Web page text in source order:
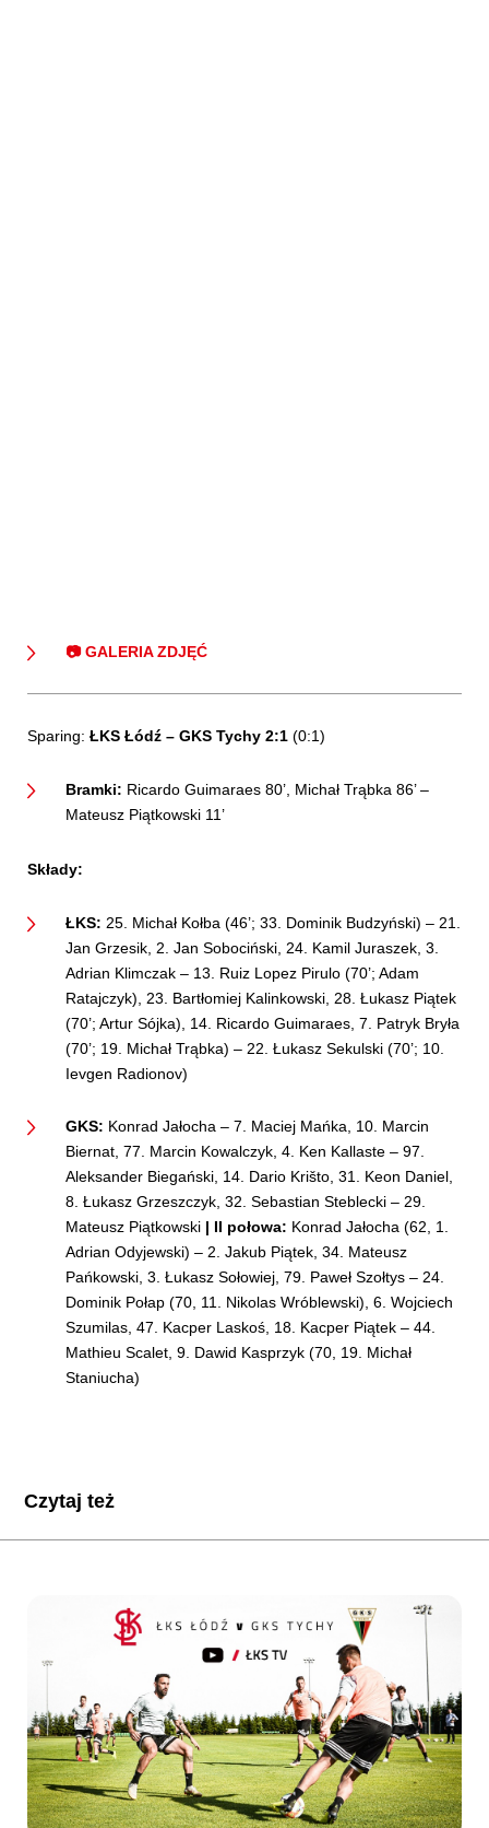
📷 GALERIA ZDJĘĆ
Sparing: ŁKS Łódź – GKS Tychy 2:1 (0:1)
Bramki: Ricardo Guimaraes 80’, Michał Trąbka 86’ –
Mateusz Piątkowski 11’
Składy:
ŁKS: 25. Michał Kołba (46’; 33. Dominik Budzyński) – 21.
Jan Grzesik, 2. Jan Sobociński, 24. Kamil Juraszek, 3.
Adrian Klimczak – 13. Ruiz Lopez Pirulo (70’; Adam
Ratajczyk), 23. Bartłomiej Kalinkowski, 28. Łukasz Piątek
(70’; Artur Sójka), 14. Ricardo Guimaraes, 7. Patryk Bryła
(70’; 19. Michał Trąbka) – 22. Łukasz Sekulski (70’; 10.
Ievgen Radionov)
GKS: Konrad Jałocha – 7. Maciej Mańka, 10. Marcin
Biernat, 77. Marcin Kowalczyk, 4. Ken Kallaste – 97.
Aleksander Biegański, 14. Dario Krišto, 31. Keon Daniel,
8. Łukasz Grzeszczyk, 32. Sebastian Steblecki – 29.
Mateusz Piątkowski | II połowa: Konrad Jałocha (62, 1.
Adrian Odyjewski) – 2. Jakub Piątek, 34. Mateusz
Pańkowski, 3. Łukasz Sołowiej, 79. Paweł Szołtys – 24.
Dominik Połap (70, 11. Nikolas Wróblewski), 6. Wojciech
Szumilas, 47. Kacper Laskoś, 18. Kacper Piątek – 44.
Mathieu Scalet, 9. Dawid Kasprzyk (70, 19. Michał
Staniucha)
Czytaj też